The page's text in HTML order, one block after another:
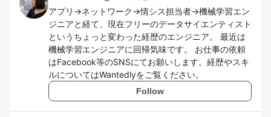
アプリ→ネットワーク→情シス担当者→機械学習エン
ジニアと経て、現在フリーのデータサイエンティスト
というちょっと変わった経歴のエンジニア。 最近は
機械学習エンジニアに回帰気味です。 お仕事の依頼
はFacebook等のSNSにてお願いします。経歴やスキ
ルについてはWantedlyをご覧ください。
Follow